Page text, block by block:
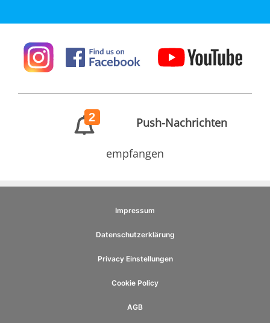
2 Push-Nachrichten
empfangen
Impressum
Datenschutzerklärung
Privacy Einstellungen
Cookie Policy
AGB